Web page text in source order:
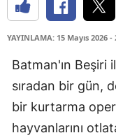
YAYINLAMA: 15 Mayıs 2026 -
Batman'ın Beşiri
sıradan bir gün,
bir kurtarma
hayvanlarını